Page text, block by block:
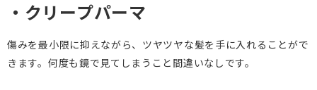
・クリープパーマ
傷みを最小限に抑えながら、ツヤツヤな髪を手に入れることがで
きます。何度も鏡で見てしまうこと間違いなしです。